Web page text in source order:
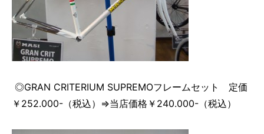
◎GRAN CRITERIUM SUPREMOフレームセット 定価
￥252.000-（税込）⇒当店価格￥240.000-（税込）